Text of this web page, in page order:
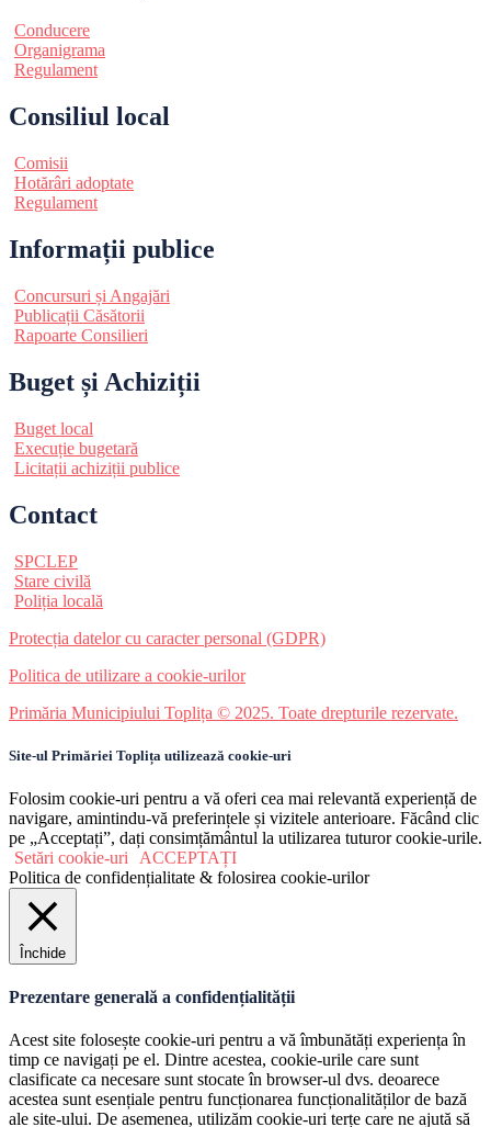
Conducere
Organigrama
Regulament
Consiliul local
Comisii
Hotărâri adoptate
Regulament
Informații publice
Concursuri și Angajări
Publicații Căsătorii
Rapoarte Consilieri
Buget și Achiziții
Buget local
Execuție bugetară
Licitații achiziții publice
Contact
SPCLEP
Stare civilă
Poliția locală
Protecția datelor cu caracter personal (GDPR)
Politica de utilizare a cookie-urilor
Primăria Municipiului Toplița © 2025. Toate drepturile rezervate.
Site-ul Primăriei Toplița utilizează cookie-uri
Folosim cookie-uri pentru a vă oferi cea mai relevantă experiență de
navigare, amintindu-vă preferințele și vizitele anterioare. Făcând clic
pe „Acceptați”, dați consimțământul la utilizarea tuturor cookie-urile.
Setări cookie-uri
ACCEPTAȚI
Politica de confidențialitate & folosirea cookie-urilor
Închide
Prezentare generală a confidențialității
Acest site folosește cookie-uri pentru a vă îmbunătăți experiența în
timp ce navigați pe el. Dintre acestea, cookie-urile care sunt
clasificate ca necesare sunt stocate în browser-ul dvs. deoarece
acestea sunt esențiale pentru funcționarea funcționalităților de bază
ale site-ului. De asemenea, utilizăm cookie-uri terțe care ne ajută să